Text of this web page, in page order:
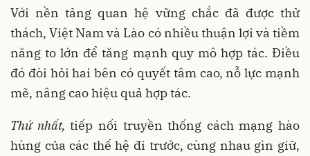
Với nền tảng quan hệ vững chắc đã được thử
thách, Việt Nam và Lào có nhiều thuận lợi và tiềm
năng to lớn để tăng mạnh quy mô hợp tác. Điều
đó đòi hỏi hai bên có quyết tâm cao, nỗ lực mạnh
mẽ, nâng cao hiệu quả hợp tác.
Thứ nhất,tiếp nối truyền thống cách mạng hào
hùng của các thế hệ đi trước, cùng nhau gìn giữ,